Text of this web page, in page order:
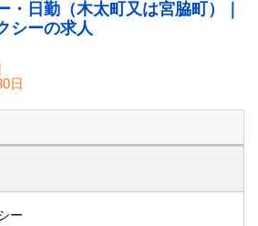
・日勤（木太町又は宮脇町）｜
シーの求人
日
ー